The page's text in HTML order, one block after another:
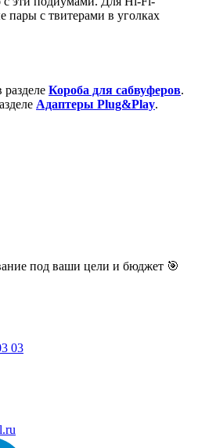
пары с твитерами в уголках
Короба для сабвуферов.
Адаптеры Plug&Play.
под ваши цели и бюджет 🎯
03